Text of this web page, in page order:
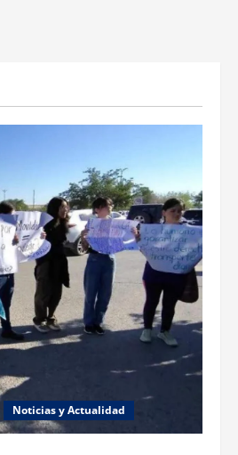
Noticias y Actualidad